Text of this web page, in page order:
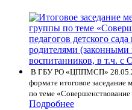
В ГБУ РО «ЦППМСП»
формате итоговое заседание
по теме «Совершенствование
Подробнее